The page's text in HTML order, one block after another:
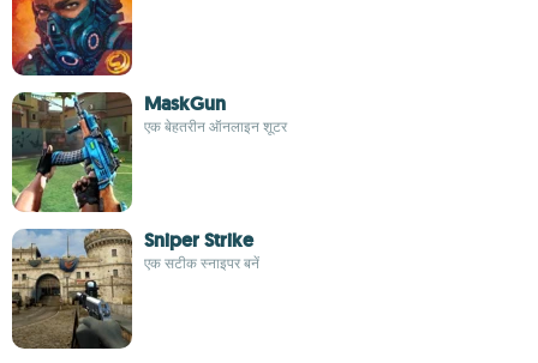
MaskGun
एक बेहतरीन ऑनलाइन शूटर
Sniper Strike
एक सटीक स्नाइपर बनें